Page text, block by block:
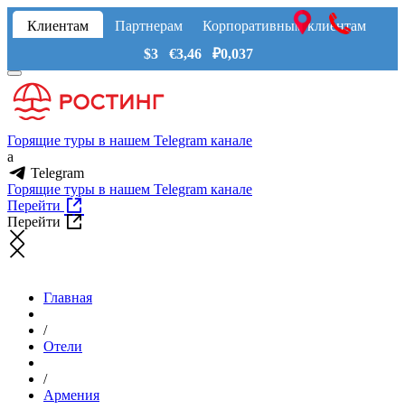
Клиентам Партнерам
Корпоративным клиентам
$3 €3,46 ₽0,037
Горящие туры в нашем Telegram канале
a
Telegram
Горящие туры в нашем Telegram канале
Перейти
Перейти
Главная
/
Отели
/
Армения